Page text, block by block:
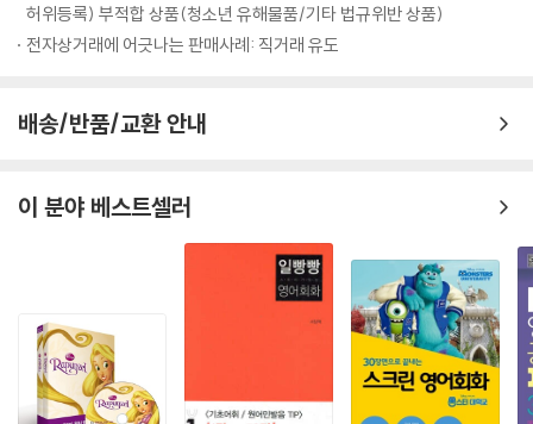
허위등록) 부적합 상품(청소년 유해물품/기타 법규위반 상품)
전자상거래에 어긋나는 판매사례: 직거래 유도
배송/반품/교환 안내
이 분야 베스트셀러